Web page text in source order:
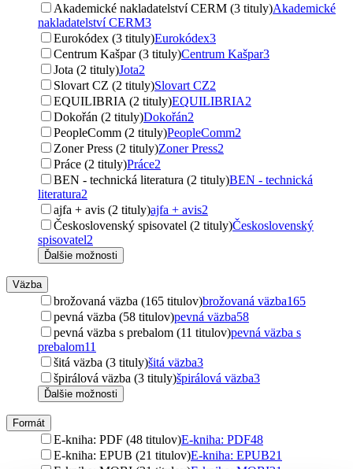
Akademické nakladatelství CERM (3 tituly)Akademické
nakladatelství CERM3
Eurokódex (3 tituly)Eurokódex3
Centrum Kašpar (3 tituly)Centrum Kašpar3
Jota (2 tituly)Jota2
Slovart CZ (2 tituly)Slovart CZ2
EQUILIBRIA (2 tituly)EQUILIBRIA2
Dokořán (2 tituly)Dokořán2
PeopleComm (2 tituly)PeopleComm2
Zoner Press (2 tituly)Zoner Press2
Práce (2 tituly)Práce2
BEN - technická literatura (2 tituly)BEN - technická
literatura2
ajfa + avis (2 tituly)ajfa + avis2
Československý spisovatel (2 tituly)Československý
spisovatel2
Ďalšie možnosti
Väzba
brožovaná väzba (165 titulov)brožovaná väzba165
pevná väzba (58 titulov)pevná väzba58
pevná väzba s prebalom (11 titulov)pevná väzba s
prebalom11
šitá väzba (3 tituly)šitá väzba3
špirálová väzba (3 tituly)špirálová väzba3
Ďalšie možnosti
Formát
E-kniha: PDF (48 titulov)E-kniha: PDF48
E-kniha: EPUB (21 titulov)E-kniha: EPUB21